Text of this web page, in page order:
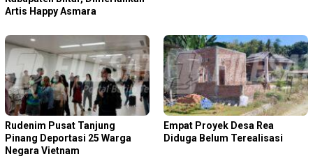
Artis Happy Asmara
Rudenim Pusat Tanjung
Pinang Deportasi 25 Warga
Negara Vietnam
Empat Proyek Desa Rea
Diduga Belum Terealisasi